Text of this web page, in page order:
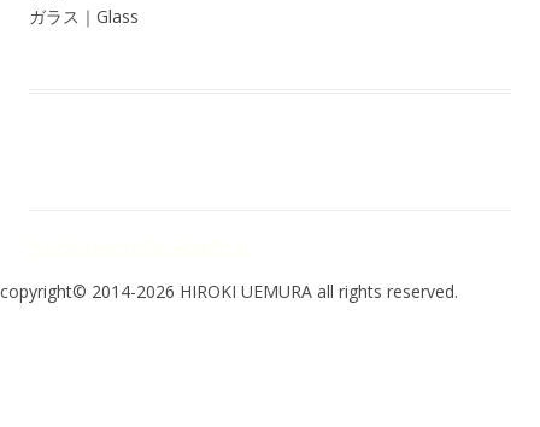
ガラス｜Glass
copyright© 2014-2026 HIROKI UEMURA all rights reserved.